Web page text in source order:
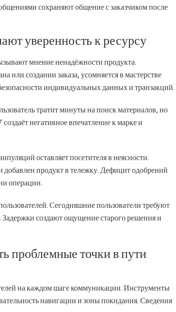
сохраняют общение с заказчиком после
уверенность к ресурсу
мнение ненадёжности продукта.
или создании заказа, усомняется в мастерстве
индивидуальных данных и транзакций.
тратит минуты на поиск материалов, но
негативное впечатление к марке и
оставляет посетителя в неясности.
добавлен продукт в тележку. Дефицит одобрений
операции.
Сегодняшние пользователи требуют
создают ощущение старого решения и
проблемные точки в пути
на каждом шаге коммуникации. Инструменты
навигации и зоны покидания. Сведения